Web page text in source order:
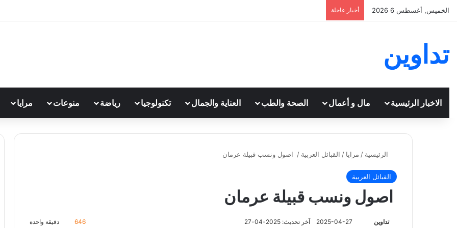
الخميس, أغسطس 6 2026 أخبار عاجلة
تداوين
الاخبار الرئيسية مال و أعمال الصحة والطب العناية والجمال تكنولوجيا رياضة منوعات مرايا
الرئيسية / مرايا / القبائل العربية / اصول ونسب قبيلة عرمان
القبائل العربية
اصول ونسب قبيلة عرمان
تداوين 2025-04-27 آخر تحديث: 2025-04-27 646 دقيقة واحدة